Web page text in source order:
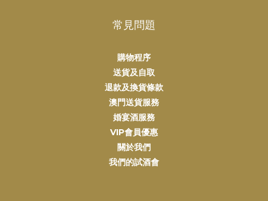
常見問題
購物程序
送貨及自取
退款及換貨條款
澳門送貨服務
婚宴酒服務
VIP會員優惠
關於我們
我們的試酒會